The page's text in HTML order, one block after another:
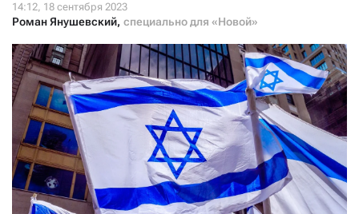
Роман Янушевский, специально для «Новой»
Нажимая кнопку «Стать соучастником»,
я принимаю условия и подтверждаю свое гражданство РФ
СТАТЬ СОУЧАСТНИКОМ
ПОДЕЛИТЬСЯ С ДРУЗЬЯМИ
Если у вас есть вопросы, пишите donate@novayagazeta.ru
или
звоните:
+7 (929) 612-03-68